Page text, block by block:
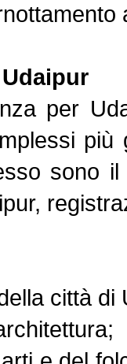
per
sono
città